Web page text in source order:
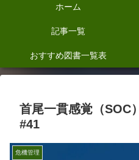
ホーム
記事一覧
おすすめ図書一覧表
首尾一貫感覚（SOC
#41
危機管理